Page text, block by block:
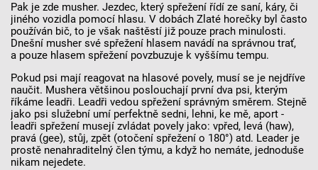
Pak je zde musher. Jezdec, který spřežení řídí ze saní, káry, či
jiného vozidla pomocí hlasu. V dobách Zlaté horečky byl často
používán bič, to je však naštěstí již pouze prach minulosti.
Dnešní musher své spřežení hlasem navádí na správnou trať,
a pouze hlasem spřežení povzbuzuje k vyššímu tempu.
Pokud psi mají reagovat na hlasové povely, musí se je nejdříve
naučit. Mushera většinou poslouchají první dva psi, kterým
říkáme leadři. Leadři vedou spřežení správným směrem. Stejně
jako psi služební umí perfektně sedni, lehni, ke mě, aport -
leadři spřežení musejí zvládat povely jako: vpřed, levá (haw),
pravá (gee), stůj, zpět (otočení spřežení o 180°) atd. Leader je
prostě nenahraditelný člen týmu, a když ho nemáte, jednoduše
nikam nejedete.